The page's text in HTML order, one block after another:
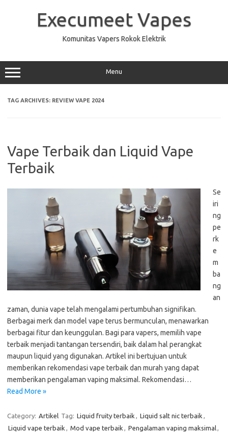
Execumeet Vapes
Komunitas Vapers Rokok Elektrik
Menu
TAG ARCHIVES: REVIEW VAPE 2024
Vape Terbaik dan Liquid Vape
Terbaik
Se
iri
ng
pe
rk
e
m
ba
ng
an
zaman, dunia vape telah mengalami pertumbuhan signifikan.
Berbagai merk dan model vape terus bermunculan, menawarkan
berbagai fitur dan keunggulan. Bagi para vapers, memilih vape
terbaik menjadi tantangan tersendiri, baik dalam hal perangkat
maupun liquid yang digunakan. Artikel ini bertujuan untuk
memberikan rekomendasi vape terbaik dan murah yang dapat
memberikan pengalaman vaping maksimal. Rekomendasi…
Read More »
Category: Artikel Tag: Liquid fruity terbaik , Liquid salt nic terbaik ,
Liquid vape terbaik , Mod vape terbaik , Pengalaman vaping maksimal,